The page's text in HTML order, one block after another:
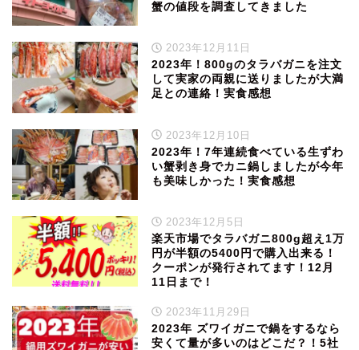
蟹の値段を調査してきました
2023年12月11日
2023年！800gのタラバガニを注文
して実家の両親に送りましたが大満
足との連絡！実食感想
2023年12月10日
2023年！7年連続食べている生ずわ
い蟹剥き身でカニ鍋しましたが今年
も美味しかった！実食感想
2023年12月5日
楽天市場でタラバガニ800g超え1万
円が半額の5400円で購入出来る！
クーポンが発行されてます！12月
11日まで！
2023年11月29日
2023年 ズワイガニで鍋をするなら
安くて量が多いのはどこだ？！5社